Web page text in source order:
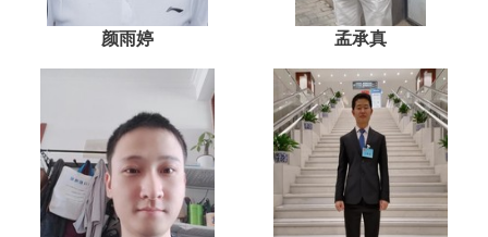
颜雨婷 孟承真